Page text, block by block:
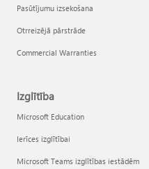
Pasūtījumu izsekošana
Otrreizējā pārstrāde
Commercial Warranties
Izglītība
Microsoft Education
Ierīces izglītībai
Microsoft Teams izglītības iestādēm